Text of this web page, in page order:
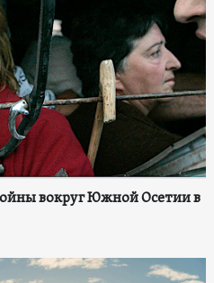
вокруг Южной Осетии в